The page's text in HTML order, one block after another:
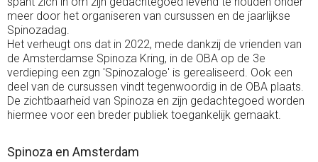
meer door het organiseren van cursussen en de jaarlijkse
Spinozadag.
Het verheugt ons dat in 2022, mede dankzij de vrienden van
de Amsterdamse Spinoza Kring, in de OBA op de 3e
verdieping een zgn 'Spinozaloge' is gerealiseerd. Ook een
deel van de cursussen vindt tegenwoordig in de OBA plaats.
De zichtbaarheid van Spinoza en zijn gedachtegoed worden
hiermee voor een breder publiek toegankelijk gemaakt.
Spinoza en Amsterdam